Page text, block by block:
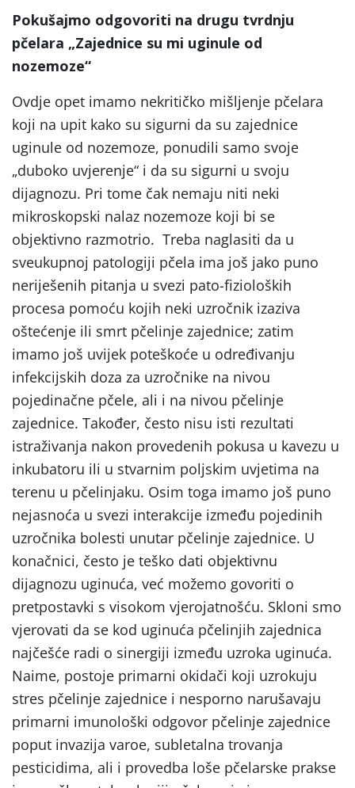
Pokušajmo odgovoriti na drugu tvrdnju
pčelara „Zajednice su mi uginule od
nozemoze“
Ovdje opet imamo nekritičko mišljenje pčelara
koji na upit kako su sigurni da su zajednice
uginule od nozemoze, ponudili samo svoje
„duboko uvjerenje“ i da su sigurni u svoju
dijagnozu. Pri tome čak nemaju niti neki
mikroskopski nalaz nozemoze koji bi se
objektivno razmotrio. Treba naglasiti da u
sveukupnoj patologiji pčela ima još jako puno
neriješenih pitanja u svezi pato-fizioloških
procesa pomoću kojih neki uzročnik izaziva
oštećenje ili smrt pčelinje zajednice; zatim
imamo još uvijek poteškoće u određivanju
infekcijskih doza za uzročnike na nivou
pojedinačne pčele, ali i na nivou pčelinje
zajednice. Također, često nisu isti rezultati
istraživanja nakon provedenih pokusa u kavezu u
inkubatoru ili u stvarnim poljskim uvjetima na
terenu u pčelinjaku. Osim toga imamo još puno
nejasnoća u svezi interakcije između pojedinih
uzročnika bolesti unutar pčelinje zajednice. U
konačnici, često je teško dati objektivnu
dijagnozu uginuća, već možemo govoriti o
pretpostavki s visokom vjerojatnošću. Skloni smo
vjerovati da se kod uginuća pčelinjih zajednica
najčešće radi o sinergiji između uzroka uginuća.
Naime, postoje primarni okidači koji uzrokuju
stres pčelinje zajednice i nesporno narušavaju
primarni imunološki odgovor pčelinje zajednice
poput invazija varoe, subletalna trovanja
pesticidima, ali i provedba loše pčelarske prakse